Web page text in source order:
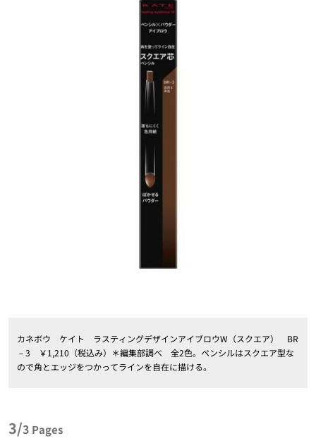
カネボウ ケイト ラスティングデザインアイブロウW（スクエア） BR
－3 ￥1,210（税込み）＊編集部調べ 全2色。ペンシルはスクエア型な
ので角とエッジをつかってラインを自在に描ける。
3/3 Pages